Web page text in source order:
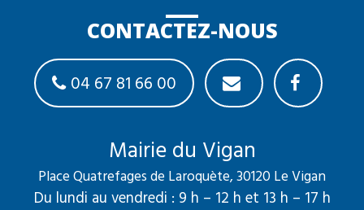
CONTACTEZ-NOUS
04 67 81 66 00
Mairie du Vigan
Place Quatrefages de Laroquète, 30120 Le Vigan
Du lundi au vendredi : 9 h – 12 h et 13 h – 17 h